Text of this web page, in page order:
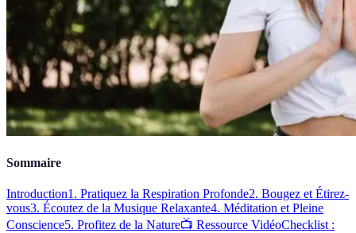
Sommaire
Introduction1. Pratiquez la Respiration Profonde2. Bougez et Étirez-
vous3. Écoutez de la Musique Relaxante4. Méditation et Pleine
Conscience5. Profitez de la Nature📺 Ressource VidéoChecklist :